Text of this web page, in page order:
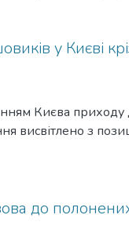
у Києві
Києва приходу
з
до